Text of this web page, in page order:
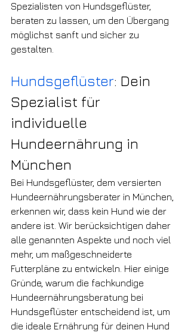
Spezialisten von Hundsgeflüster,
beraten zu lassen, um den Übergang
möglichst sanft und sicher zu
gestalten.
Hundsgeflüster: Dein
Spezialist für
individuelle
Hundeernährung in
München
Bei Hundsgeflüster, dem versierten
Hundeernährungsberater in München,
erkennen wir, dass kein Hund wie der
andere ist. Wir berücksichtigen daher
alle genannten Aspekte und noch viel
mehr, um maßgeschneiderte
Futterpläne zu entwickeln. Hier einige
Gründe, warum die fachkundige
Hundeernährungsberatung bei
Hundsgeflüster entscheidend ist, um
die ideale Ernährung für deinen Hund